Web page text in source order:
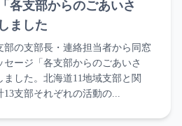
各支部からのごあいさ
ました
の支部長・連絡担当者から同窓
ージ「各支部からのごあいさ
した。北海道11地域支部と関
支部それぞれの活動の...